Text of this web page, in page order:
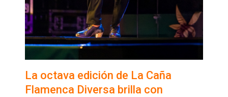
La octava edición de La Caña
Flamenca Diversa brilla con